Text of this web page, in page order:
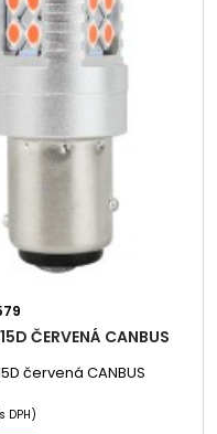
ČERVENÁ CANBUS
červená CANBUS
DPH)